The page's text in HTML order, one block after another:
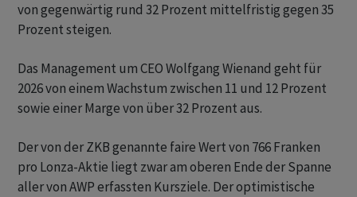
von gegenwärtig rund 32 Prozent mittelfristig gegen 35
Prozent steigen.
Das Management um CEO Wolfgang Wienand geht für
2026 von einem Wachstum zwischen 11 und 12 Prozent
sowie einer Marge von über 32 Prozent aus.
Der von der ZKB genannte faire Wert von 766 Franken
pro Lonza-Aktie liegt zwar am oberen Ende der Spanne
aller von AWP erfassten Kursziele. Der optimistische